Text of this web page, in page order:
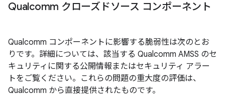
Qualcomm クローズドソース コンポーネント
Qualcomm コンポーネントに影響する脆弱性は次のとお
りです。詳細については、該当する Qualcomm AMSS のセ
キュリティに関する公開情報またはセキュリティ アラー
トをご覧ください。これらの問題の重大度の評価は、
Qualcomm から直接提供されたものです。